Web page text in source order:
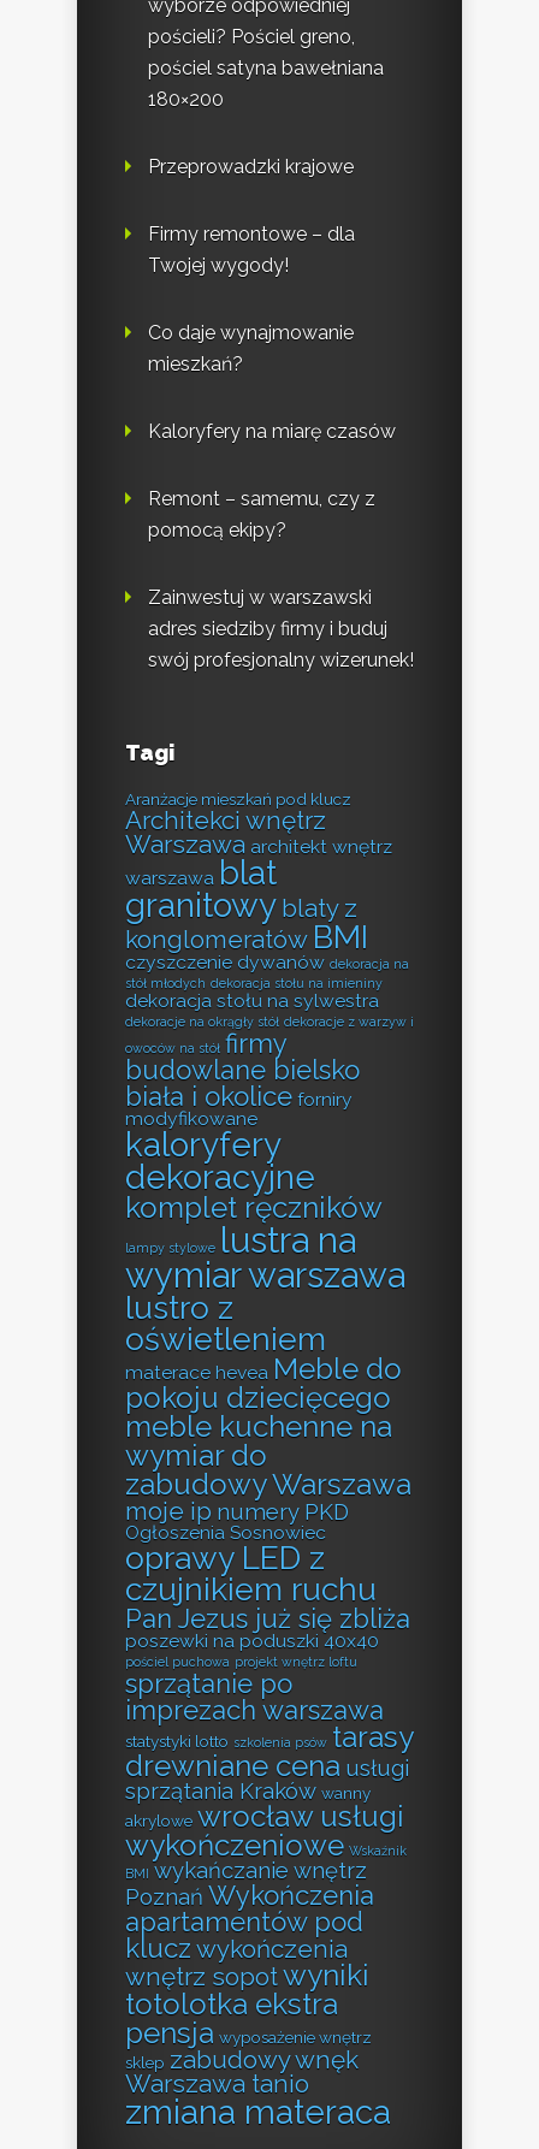
wyborze odpowiedniej
pościeli? Pościel greno,
pościel satyna bawełniana
180×200
Przeprowadzki krajowe
Firmy remontowe – dla
Twojej wygody!
Co daje wynajmowanie
mieszkań?
Kaloryfery na miarę czasów
Remont – samemu, czy z
pomocą ekipy?
Zainwestuj w warszawski
adres siedziby firmy i buduj
swój profesjonalny wizerunek!
Tagi
Aranżacje mieszkań pod klucz
Architekci wnętrz
Warszawa architekt wnętrz
warszawa blat
granitowy blaty z
konglomeratów BMI
czyszczenie dywanów dekoracja na
stół młodych dekoracja stołu na imieniny
dekoracja stołu na sylwestra
dekoracje na okrągły stół dekoracje z warzyw i
owoców na stół firmy
budowlane bielsko
biała i okolice forniry
modyfikowane
kaloryfery
dekoracyjne
komplet ręczników
lampy stylowe lustra na
wymiar warszawa
lustro z
oświetleniem
materace hevea Meble do
pokoju dziecięcego
meble kuchenne na
wymiar do
zabudowy Warszawa
moje ip numery PKD
Ogłoszenia Sosnowiec
oprawy LED z
czujnikiem ruchu
Pan Jezus już się zbliża
poszewki na poduszki 40x40
pościel puchowa projekt wnętrz loftu
sprzątanie po
imprezach warszawa
statystyki lotto szkolenia psów tarasy
drewniane cena usługi
sprzątania Kraków wanny
akrylowe wrocław usługi
wykończeniowe Wskaźnik
BMI wykańczanie wnętrz
Poznań Wykończenia
apartamentów pod
klucz wykończenia
wnętrz sopotwyniki
totolotka ekstra
pensja wyposażenie wnętrz
sklep zabudowy wnęk
Warszawa tanio
zmiana materaca